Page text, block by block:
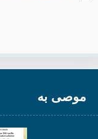
موصى به